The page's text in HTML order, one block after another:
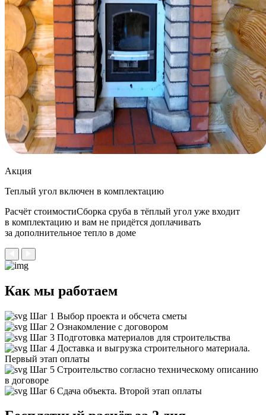
Акция
Теплый угол включен в комплектацию
Расчёт стоимостиСборка сруба в тёплый угол уже входит
в комплектацию и вам не придётся доплачивать
за дополнительное тепло в доме
Как мы работаем
Шаг 1 Выбор проекта и обсчета сметы
Шаг 2 Ознакомление с договором
Шаг 3 Подготовка материалов для строительства
Шаг 4 Доставка и выгрузка строительного материала.
Первый этап оплаты
Шаг 5 Строительство согласно техническому описанию
в договоре
Шаг 6 Сдача объекта. Второй этап оплаты